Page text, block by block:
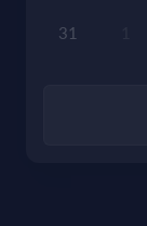
31